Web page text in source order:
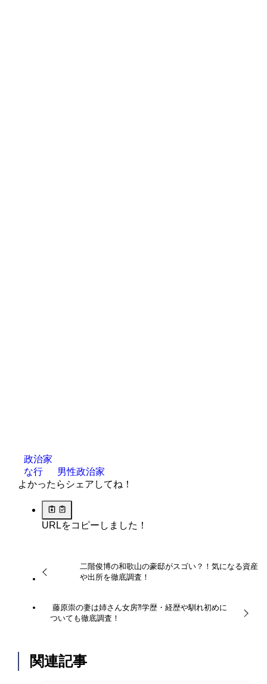
政治家
な行
男性政治家
よかったらシェアしてね！
URLをコピーしました！
二階俊博の和歌山の豪邸がスゴい？！気になる資産
や出所を徹底調査！
藤原崇の妻は姉さん女房⁈学歴・経歴や馴れ初めに
ついても徹底調査！
関連記事